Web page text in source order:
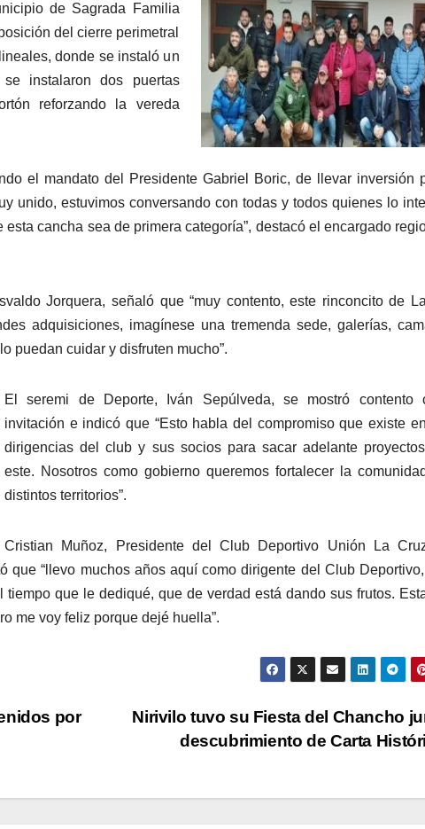
de Sagrada Familia
del cierre perimetral
donde se instaló un
instalaron dos puertas
reforzando la vereda
el mandato del Presidente Gabriel Boric, de llevar inversión
unido, estuvimos conversando con todas y todos quienes lo
cancha sea de primera categoría”, destacó el encargado
Jorquera, señaló que “muy contento, este rinconcito de
adquisiciones, imagínese una tremenda sede, galerías,
puedan cuidar y disfruten mucho”.
El seremi de Deporte, Iván Sepúlveda, se mostró contento
invitación e indicó que “Esto habla del compromiso que existe
dirigencias del club y sus socios para sacar adelante
este. Nosotros como gobierno queremos fortalecer la
distintos territorios”.
Cristian Muñoz, Presidente del Club Deportivo Unión La
que “llevo muchos años aquí como dirigente del Club
que le dediqué, que de verdad está dando sus frutos.
me voy feliz porque dejé huella”.
Nirivilo tuvo su Fiesta del Chancho
descubrimiento de Carta
por